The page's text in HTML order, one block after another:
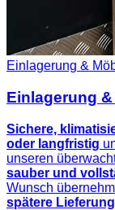
Einlagerung &
Einlagerung
Sichere,
oder langfristig
unseren
sauber und
Wunsch
spätere Lieferung